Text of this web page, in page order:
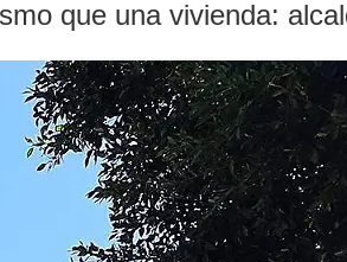
que una vivienda: